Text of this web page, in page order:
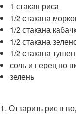
1 стакан риса
1/2 стакана
1/2 стакана
1/2 стакана
1/2 стакана
соль и перец по
зелень
1. Отварить рис в